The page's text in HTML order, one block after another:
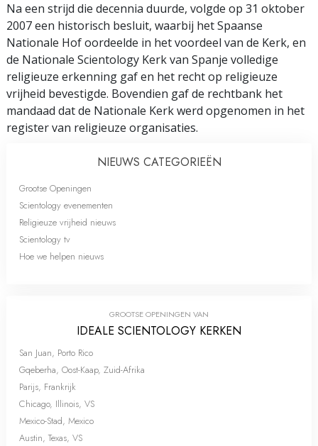
Na een strijd die decennia duurde, volgde op 31 oktober
2007 een historisch besluit, waarbij het Spaanse
Nationale Hof oordeelde in het voordeel van de Kerk, en
de Nationale Scientology Kerk van Spanje volledige
religieuze erkenning gaf en het recht op religieuze
vrijheid bevestigde. Bovendien gaf de rechtbank het
mandaad dat de Nationale Kerk werd opgenomen in het
register van religieuze organisaties.
NIEUWS CATEGORIEËN
Grootse Openingen
Scientology evenementen
Religieuze vrijheid nieuws
Scientology tv
Hoe we helpen nieuws
GROOTSE OPENINGEN VAN
IDEALE SCIENTOLOGY KERKEN
San Juan, Porto Rico
Gqeberha, Oost-Kaap, Zuid-Afrika
Parijs, Frankrijk
Chicago, Illinois, VS
Mexico-Stad, Mexico
Austin, Texas, VS